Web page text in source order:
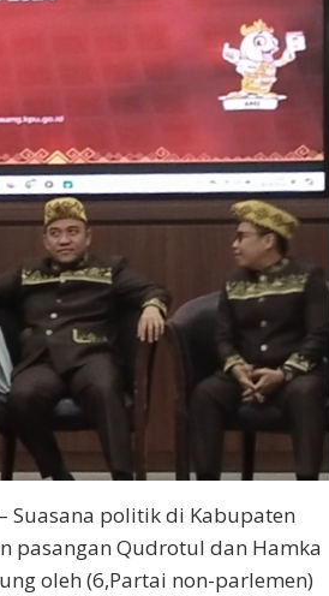
Suasana politik di Kabupaten
pasangan Qudrotul dan Hamka
oleh (6,Partai non-parlemen)